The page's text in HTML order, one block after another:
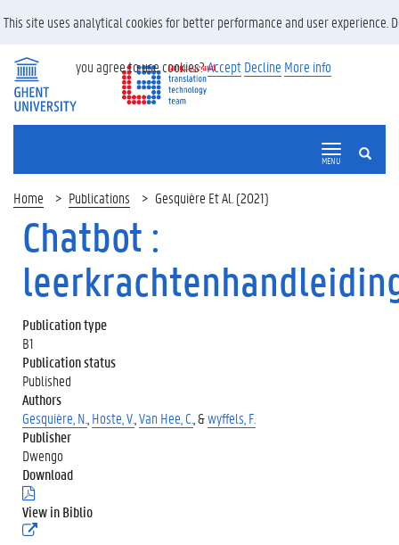
SEARCH
MENU
Home Publications Gesquière Et Al. (2021)
Chatbot :
Publication type
B1
Publication status
Published
Authors
Gesquière, N. Hoste, V. Van Hee, C. , &wyffels, F.
Publisher
Dwengo
Download
(
.
p
View in Biblio
(
This site uses analytical cookies for better performance and user experience.
you agree to use cookies?AcceptDecline More info